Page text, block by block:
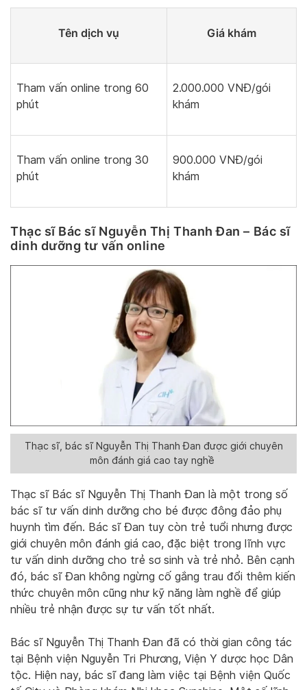
Tên dịch vụ Giá khám
Tham vấn online trong 60
phút
2.000.000 VNĐ/gói
khám
Tham vấn online trong 30
phút
900.000 VNĐ/gói
khám
Thạc sĩ Bác sĩ Nguyễn Thị Thanh Đan – Bác sĩ
dinh dưỡng tư vấn online
Thạc sĩ, bác sĩ Nguyễn Thị Thanh Đan được giới chuyên
môn đánh giá cao tay nghề
Thạc sĩ Bác sĩ Nguyễn Thị Thanh Đan là một trong số
bác sĩ tư vấn dinh dưỡng cho bé được đông đảo phụ
huynh tìm đến. Bác sĩ Đan tuy còn trẻ tuổi nhưng được
giới chuyên môn đánh giá cao, đặc biệt trong lĩnh vực
tư vấn dinh dưỡng cho trẻ sơ sinh và trẻ nhỏ. Bên cạnh
đó, bác sĩ Đan không ngừng cố gắng trau đổi thêm kiến
thức chuyên môn cũng như kỹ năng làm nghề để giúp
nhiều trẻ nhận được sự tư vấn tốt nhất.
Bác sĩ Nguyễn Thị Thanh Đan đã có thời gian công tác
tại Bệnh viện Nguyễn Tri Phương, Viện Y dược học Dân
tộc. Hiện nay, bác sĩ đang làm việc tại Bệnh viện Quốc